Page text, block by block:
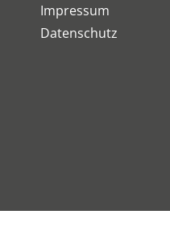
Impressum
Datenschutz